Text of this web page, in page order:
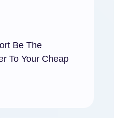
Be The
To Your Cheap